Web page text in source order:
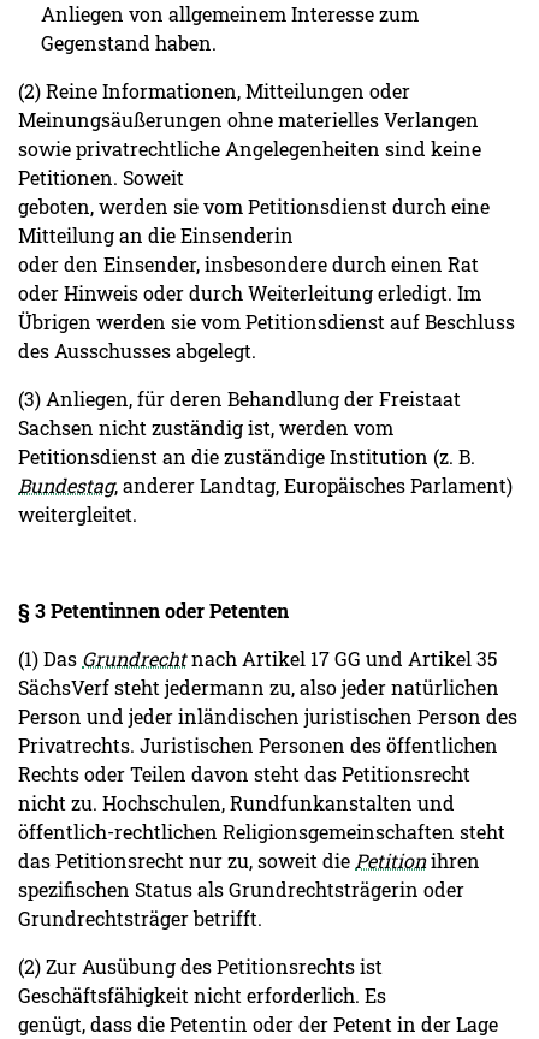
Anliegen von allgemeinem Interesse zum
Gegenstand haben.
(2) Reine Informationen, Mitteilungen oder
Meinungsäußerungen ohne materielles Verlangen
sowie privatrechtliche Angelegenheiten sind keine
Petitionen. Soweit
geboten, werden sie vom Petitionsdienst durch eine
Mitteilung an die Einsenderin
oder den Einsender, insbesondere durch einen Rat
oder Hinweis oder durch Weiterleitung erledigt. Im
Übrigen werden sie vom Petitionsdienst auf Beschluss
des Ausschusses abgelegt.
(3) Anliegen, für deren Behandlung der Freistaat
Sachsen nicht zuständig ist, werden vom
Petitionsdienst an die zuständige Institution (z. B.
Bundestag, anderer Landtag, Europäisches Parlament)
weitergleitet.
§ 3 Petentinnen oder Petenten
(1) Das Grundrechtnach Artikel 17 GG und Artikel 35
SächsVerf steht jedermann zu, also jeder natürlichen
Person und jeder inländischen juristischen Person des
Privatrechts. Juristischen Personen des öffentlichen
Rechts oder Teilen davon steht das Petitionsrecht
nicht zu. Hochschulen, Rundfunkanstalten und
öffentlich-rechtlichen Religionsgemeinschaften steht
das Petitionsrecht nur zu, soweit die Petitionihren
spezifischen Status als Grundrechtsträgerin oder
Grundrechtsträger betrifft.
(2) Zur Ausübung des Petitionsrechts ist
Geschäftsfähigkeit nicht erforderlich. Es
genügt, dass die Petentin oder der Petent in der Lage